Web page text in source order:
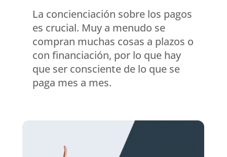
La concienciación sobre los pagos
es crucial. Muy a menudo se
compran muchas cosas a plazos o
con financiación, por lo que hay
que ser consciente de lo que se
paga mes a mes.